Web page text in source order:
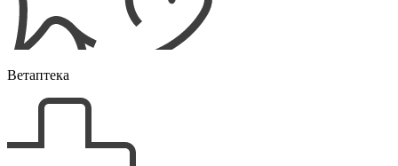
Ветаптека